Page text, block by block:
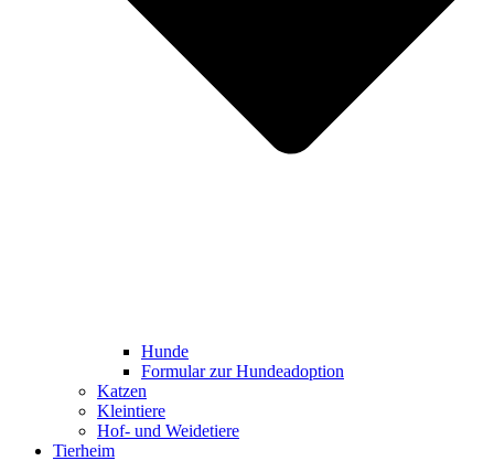
Hunde
Formular zur Hundeadoption
Katzen
Kleintiere
Hof- und Weidetiere
Tierheim